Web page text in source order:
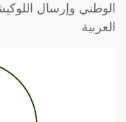
الوطني وإرسال
العربية